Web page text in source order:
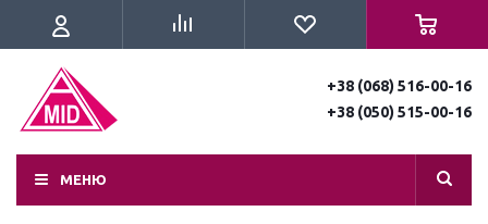
+38 (068) 516-00-16
+38 (050) 515-00-16
МЕНЮ